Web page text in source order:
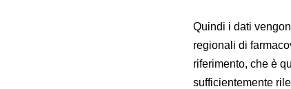
Quindi i dati
regionali di
riferimento, che è
sufficientemente